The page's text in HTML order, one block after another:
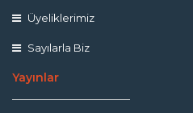
Üyeliklerimiz
Sayılarla Biz
Yayınlar